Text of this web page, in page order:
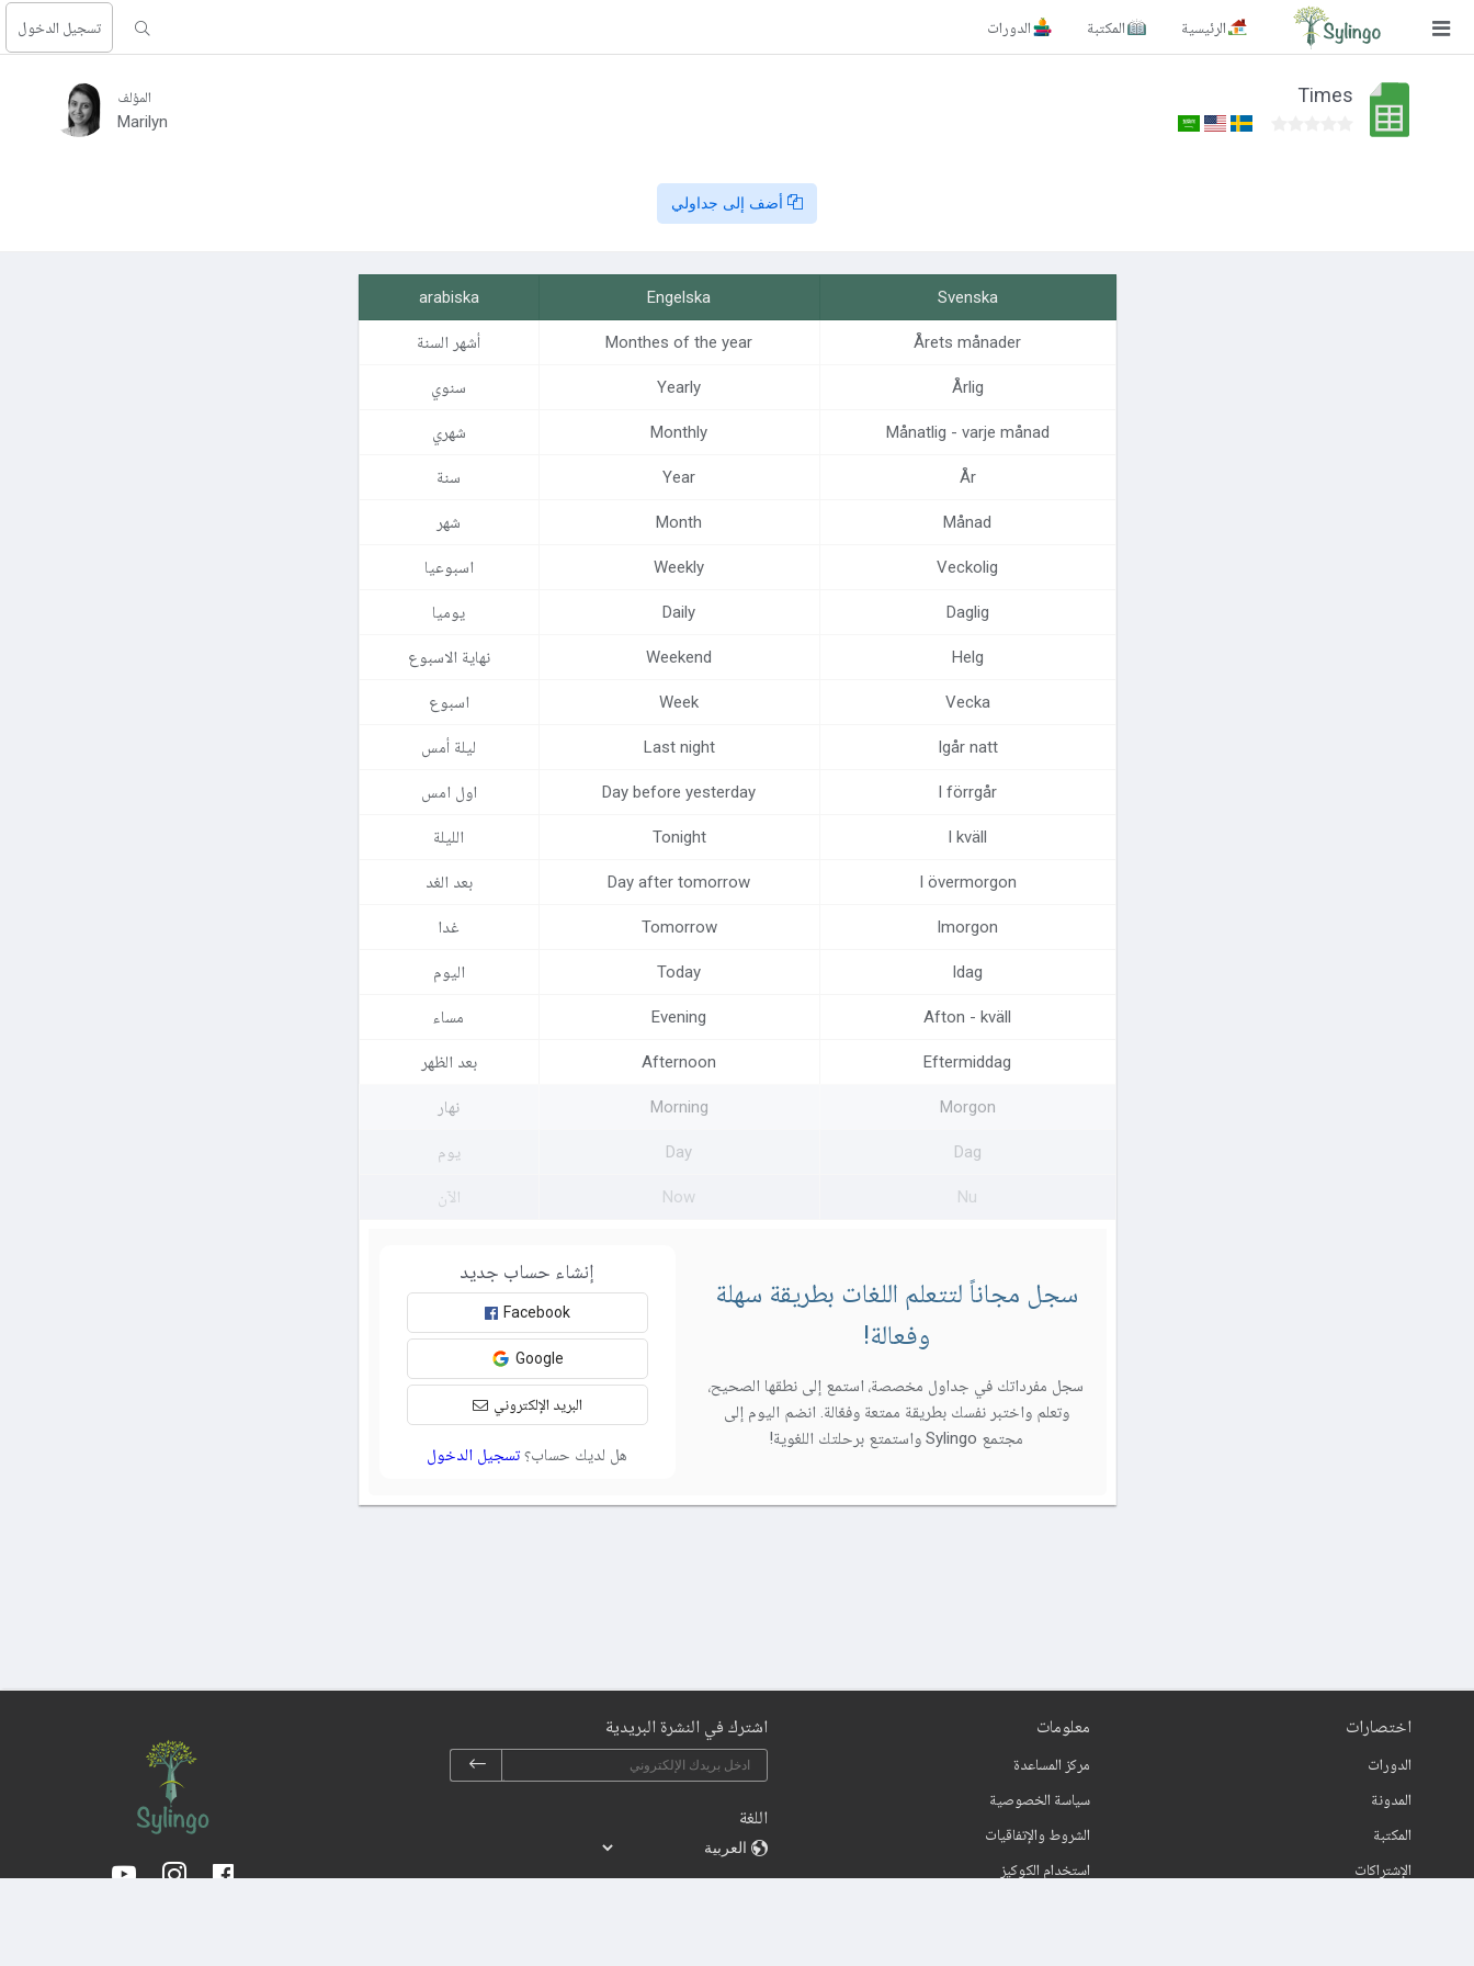
الرئيسية المكتبة الدورات تسجيل الدخول
الصفحة الرئيسية
Times المؤلف
Marilyn
أضف إلى جداولي
Svenska
Engelska
arabiska
Årets månader
Monthes of the year أشهر السنة
Årlig
Yearly سنوي
Månatlig - varje månad
Monthly شهري
År
Year سنة
Månad
Month شهر
Veckolig
Weekly اسبوعيا
Daglig
Daily يوميا
Helg
Weekend نهاية الاسبوع
Vecka
Week اسبوع
Igår natt
Last night ليلة أمس
I förrgår
Day before yesterday اول امس
I kväll
Tonight الليلة
I övermorgon
Day after tomorrow بعد الغد
Imorgon
Tomorrow غدا
Idag
Today اليوم
Afton - kväll
Evening مساء
Eftermiddag
Afternoon بعد الظهر
Morgon
Morning نهار
Dag
Day يوم
Nu
Now الآن
سجل مجاناً لتتعلم اللغات بطريقة سهلة
وفعالة!
سجل مفرداتك في جداول مخصصة، استمع إلى نطقها الصحيح،
وتعلم واختبر نفسك بطريقة ممتعة وفعّالة. انضم اليوم إلى
مجتمع Sylingo واستمتع برحلتك اللغوية!
إنشاء حساب جديد
Facebook
Google
البريد الإلكتروني
هل لديك حساب؟ تسجيل الدخول
اختصارات
الدورات
المدونة
المكتبة
الإشتراكات
معلومات
مركز المساعدة
سياسة الخصوصية
الشروط والإتفاقيات
استخدام الكوكيز
اشترك في النشرة البريدية
اللغة